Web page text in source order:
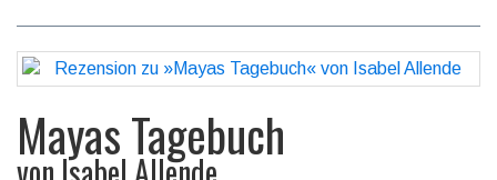
Mayas Tagebuch